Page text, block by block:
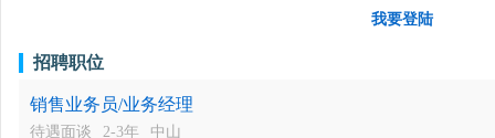
我要登陆
招聘职位
销售业务员/业务经理
待遇面谈 2-3年 中山